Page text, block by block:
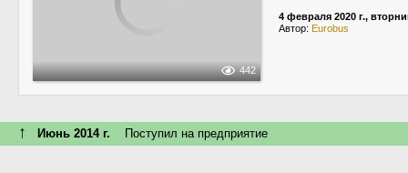
442
4 февраля 2020 г.,
Автор: Eurobus
↑ Июнь 2014 г. Поступил на предприятие